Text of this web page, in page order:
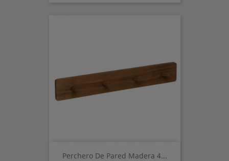
Perchero De Pared Madera 4...